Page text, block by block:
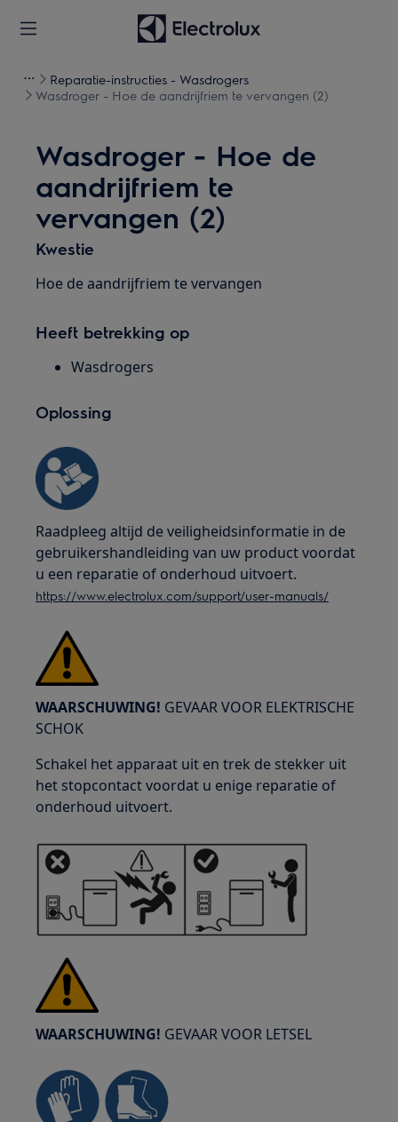
Reparatie-instructies - Wasdrogers
Wasdroger - Hoe de aandrijfriem te vervangen (2)
Wasdroger - Hoe de
aandrijfriem te
vervangen (2)
Kwestie
Hoe de aandrijfriem te vervangen
Heeft betrekking op
Wasdrogers
Oplossing
Raadpleeg altijd de veiligheidsinformatie in de
gebruikershandleiding van uw product voordat
u een reparatie of onderhoud uitvoert.
https://www.electrolux.com/support/user-manuals/
WAARSCHUWING! GEVAAR VOOR ELEKTRISCHE
SCHOK
Schakel het apparaat uit en trek de stekker uit
het stopcontact voordat u enige reparatie of
onderhoud uitvoert.
WAARSCHUWING! GEVAAR VOOR LETSEL